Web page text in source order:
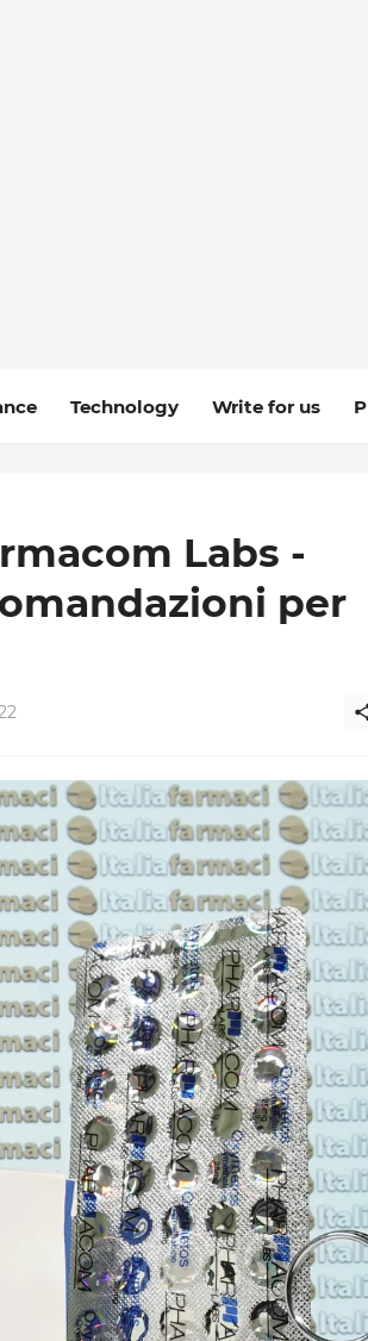
Technology Write for us
Labs -
per